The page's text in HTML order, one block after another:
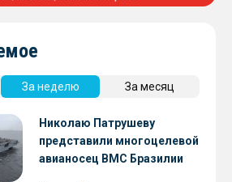
За неделю За месяц
Николаю Патрушеву
представили многоцелевой
авианосец ВМС Бразилии